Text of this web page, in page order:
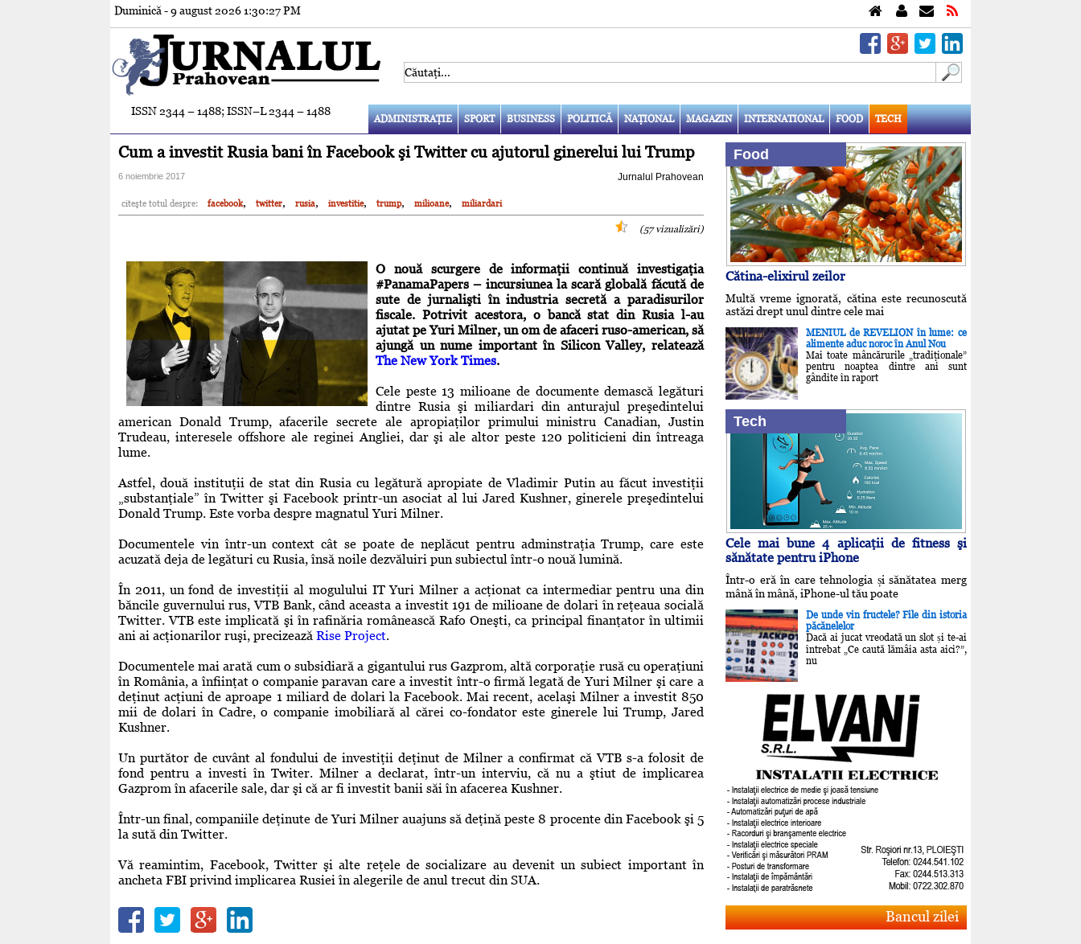
Duminică - 9 august 20261:30:28 PM
ISSN 2344 – 1488; ISSN–L 2344 – 1488
ADMINISTRAŢIE SPORT BUSINESS POLITICĂ NAŢIONAL MAGAZIN INTERNATIONAL FOOD TECH
Cum a investit Rusia bani în Facebook şi Twitter cu ajutorul ginerelui lui Trump
6 noiembrie 2017 Jurnalul Prahovean
citeşte totul despre: facebook, twitter, rusia, investitie, trump, milioane, miliardari
(57 vizualizări)
O nouă scurgere de informaţii continuă investigaţia
#PanamaPapers – incursiunea la scară globală făcută de
sute de jurnalişti în industria secretă a paradisurilor
fiscale. Potrivit acestora, o bancă stat din Rusia l-au
ajutat pe Yuri Milner, un om de afaceri ruso-american, să
ajungă un nume important în Silicon Valley, relatează
The New York Times.
Cele peste 13 milioane de documente demască legături
dintre Rusia şi miliardari din anturajul preşedintelui
american Donald Trump, afacerile secrete ale apropiaţilor primului ministru Canadian, Justin
Trudeau, interesele offshore ale reginei Angliei, dar şi ale altor peste 120 politicieni din întreaga
lume.
Astfel, două instituţii de stat din Rusia cu legătură apropiate de Vladimir Putin au făcut investiţii
„substanţiale” în Twitter şi Facebook printr-un asociat al lui Jared Kushner, ginerele preşedintelui
Donald Trump. Este vorba despre magnatul Yuri Milner.
Documentele vin într-un context cât se poate de neplăcut pentru adminstraţia Trump, care este
acuzată deja de legături cu Rusia, însă noile dezvăluiri pun subiectul într-o nouă lumină.
În 2011, un fond de investiţii al mogulului IT Yuri Milner a acţionat ca intermediar pentru una din
băncile guvernului rus, VTB Bank, când aceasta a investit 191 de milioane de dolari în reţeaua socială
Twitter. VTB este implicată şi în rafinăria românească Rafo Oneşti, ca principal finanţator în ultimii
ani ai acţionarilor ruşi, precizează Rise Project.
Documentele mai arată cum o subsidiară a gigantului rus Gazprom, altă corporaţie rusă cu operaţiuni
în România, a înfiinţat o companie paravan care a investit într-o firmă legată de Yuri Milner şi care a
deţinut acţiuni de aproape 1 miliard de dolari la Facebook. Mai recent, acelaşi Milner a investit 850
mii de dolari în Cadre, o companie imobiliară al cărei co-fondator este ginerele lui Trump, Jared
Kushner.
Un purtător de cuvânt al fondului de investiţii deţinut de Milner a confirmat că VTB s-a folosit de
fond pentru a investi în Twiter. Milner a declarat, într-un interviu, că nu a ştiut de implicarea
Gazprom în afacerile sale, dar şi că ar fi investit banii săi în afacerea Kushner.
Într-un final, companiile deţinute de Yuri Milner auajuns să deţină peste 8 procente din Facebook şi 5
la sută din Twitter.
Vă reamintim, Facebook, Twitter şi alte reţele de socializare au devenit un subiect important în
ancheta FBI privind implicarea Rusiei în alegerile de anul trecut din SUA.
Food
Cătina-elixirul zeilor
Multă vreme ignorată, cătina este recunoscută
astăzi drept unul dintre cele mai
MENIUL de REVELION în lume: ce
alimente aduc noroc în Anul Nou
Mai toate mâncărurile „tradiţionale”
pentru noaptea dintre ani sunt
gândite în raport
Tech
Cele mai bune 4 aplicaţii de fitness şi
sănătate pentru iPhone
Într-o eră în care tehnologia și sănătatea merg
mână în mână, iPhone-ul tău poate
De unde vin fructele? File din istoria
păcănelelor
Dacă ai jucat vreodată un slot și te-ai
întrebat „Ce caută lămâia asta aici?”,
nu
Bancul zilei